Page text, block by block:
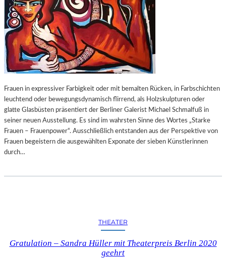
Frauen in expressiver Farbigkeit oder mit bemalten Rücken, in Farbschichten
leuchtend oder bewegungsdynamisch flirrend, als Holzskulpturen oder
glatte Glasbüsten präsentiert der Berliner Galerist Michael Schmalfuß in
seiner neuen Ausstellung. Es sind im wahrsten Sinne des Wortes „Starke
Frauen – Frauenpower“. Ausschließlich entstanden aus der Perspektive von
Frauen begeistern die ausgewählten Exponate der sieben Künstlerinnen
durch…
THEATER
Gratulation – Sandra Hüller mit Theaterpreis Berlin 2020
geehrt